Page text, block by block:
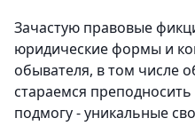
Зачастую правовые
юридические формы и
обывателя, в том числе
стараемся
подмогу - уникальные